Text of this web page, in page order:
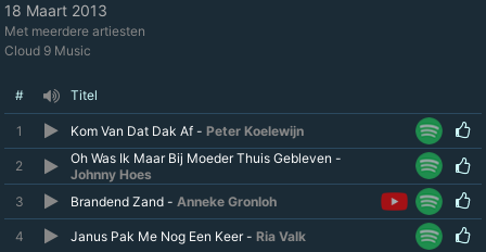
18 Maart 2013
Met meerdere artiesten
Cloud 9 Music
# Titel
1 Kom Van Dat Dak Af - Peter Koelewijn
2
Oh Was Ik Maar Bij Moeder Thuis Gebleven -
Johnny Hoes
3
Brandend Zand - Anneke Gronloh
4 Janus Pak Me Nog Een Keer - Ria Valk